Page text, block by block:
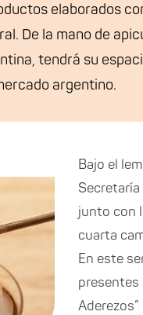
elaborados
De la mano de
tendrá su
argentino.
Bajo el
junto con
cuarta
En este
presentes